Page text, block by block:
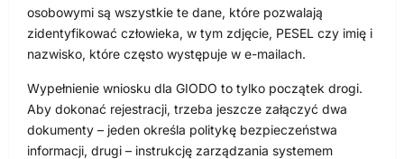
osobowymi są wszystkie te dane, które pozwalają
zidentyfikować człowieka, w tym zdjęcie, PESEL czy imię i
nazwisko, które często występuje w e-mailach.
Wypełnienie wniosku dla GIODO to tylko początek drogi.
Aby dokonać rejestracji, trzeba jeszcze załączyć dwa
dokumenty – jeden określa politykę bezpieczeństwa
informacji, drugi – instrukcję zarządzania systemem